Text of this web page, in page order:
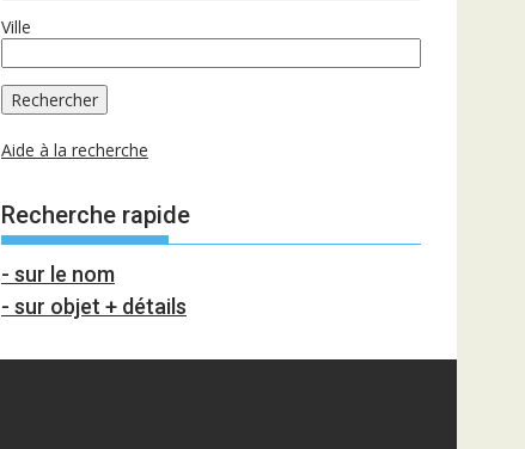
Ville
Aide à la recherche
Recherche rapide
- sur le nom
- sur objet + détails